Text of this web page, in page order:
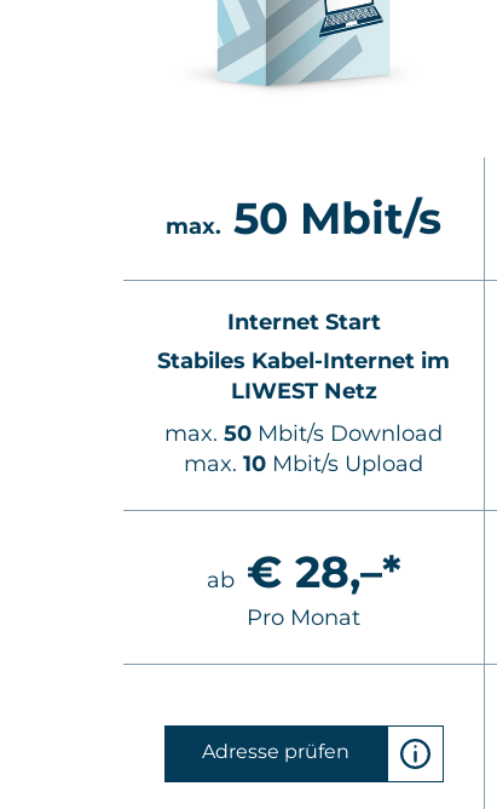
max. 50 Mbit/s
Internet Start
Stabiles Kabel-Internet im
LIWEST Netz
max. 50 Mbit/s Download
max. 10 Mbit/s Upload
ab€ 28,–*
Pro Monat
Adresse prüfen